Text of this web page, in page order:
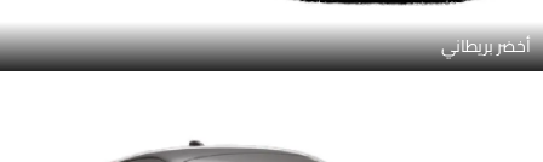
أخضر بريطاني